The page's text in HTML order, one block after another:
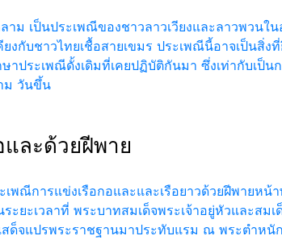
เป็นประเพณีของชาวลาวเวียงและลาวพวนใน
กับชาวไทยเชื้อสายเขมร ประเพณีนี้อาจเป็นสิ่ง
าประเพณีดั้งเดิมที่เคยปฏิบัติกันมา ซึ่งเท่ากับเป็น
ม วันขึ้น
ละด้วยฝีพาย
พณีการแข่งเรือกอและและเรือยาวด้วยฝีพายหน้
ยะเวลาที่ พระบาทสมเด็จพระเจ้าอยู่หัวและสมเ
สด็จแปรพระราชฐานมาประทับแรม ณ พระตำห